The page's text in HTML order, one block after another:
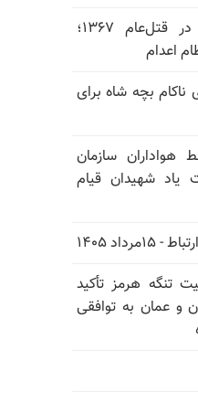
نقش مستقیم خمینی در قتل‌عام ۱۳۶۷؛
اعدام
ناکام بچه شاه برای
هواداران سازمان
یاد شهیدان قیام
۱۴۰۵
تنگه هرمز تأکید
و عمان به توافقی